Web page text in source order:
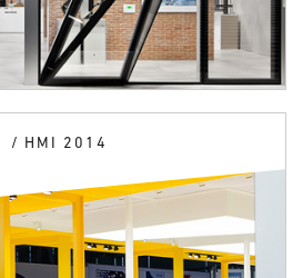
HMI 2014